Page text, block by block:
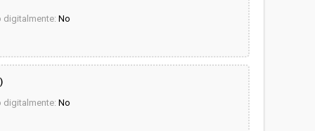
digitalmente: No
digitalmente: No